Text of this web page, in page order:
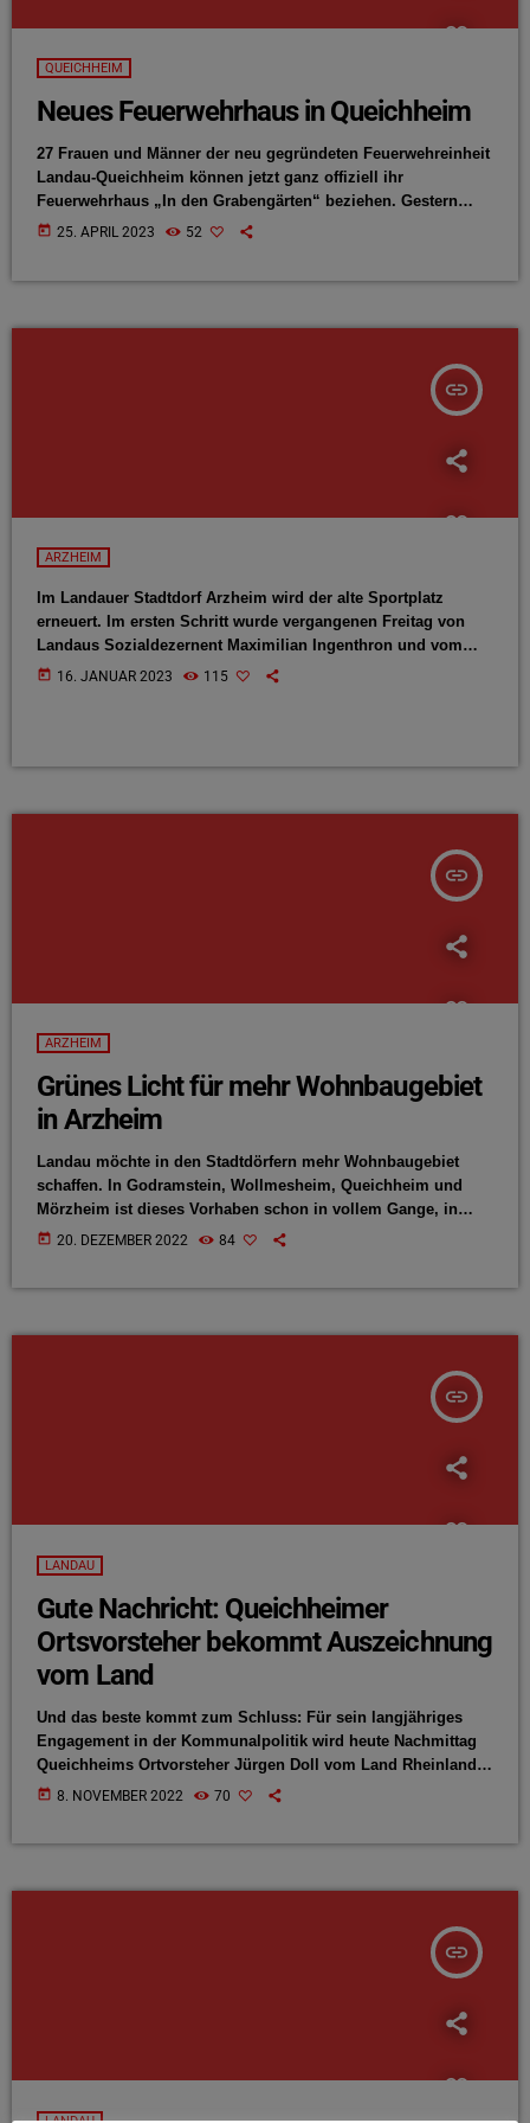
QUEICHHEIM
Neues Feuerwehrhaus in Queichheim
27 Frauen und Männer der neu gegründeten Feuerwehreinheit
Landau-Queichheim können jetzt ganz offiziell ihr
Feuerwehrhaus „In den Grabengärten“ beziehen. Gestern
wurden die Räumlichkeiten offiziell eingeweiht. Die
today 25. APRIL 2023 52
insert_link
ARZHEIM
Im Landauer Stadtdorf Arzheim wird der alte Sportplatz
erneuert. Im ersten Schritt wurde vergangenen Freitag von
Landaus Sozialdezernent Maximilian Ingenthron und vom
Arzheimer Ortsvorsteher Klaus Kissel offiziell eine neue
Freitag angekündigt, dass jetzt weitere Projekte folgen sollen:
today 16. JANUAR 2023 115
insert_link
ARZHEIM
Grünes Licht für mehr Wohnbaugebiet
in Arzheim
Landau möchte in den Stadtdörfern mehr Wohnbaugebiet
schaffen. In Godramstein, Wollmesheim, Queichheim und
Mörzheim ist dieses Vorhaben schon in vollem Gange, in
Arzheim scheiterte es bisher an Problemen beim Bau einer
today 20. DEZEMBER 2022 84
insert_link
LANDAU
Gute Nachricht: Queichheimer
Ortsvorsteher bekommt Auszeichnung
vom Land
Und das beste kommt zum Schluss: Für sein langjähriges
Engagement in der Kommunalpolitik wird heute Nachmittag
Queichheims Ortvorsteher Jürgen Doll vom Land Rheinland-
Pfalz mit der Freiherr-vom-Stein-Plakette ausgezeichnet. Im
today 8. NOVEMBER 2022 70
insert_link